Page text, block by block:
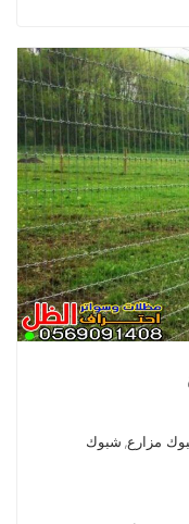
مزارع, شبوك